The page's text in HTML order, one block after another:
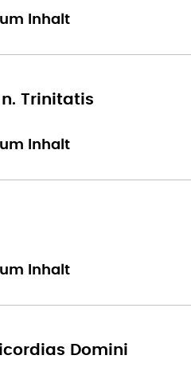
Inhalt
n. Trinitatis
Inhalt
Inhalt
Domini